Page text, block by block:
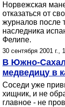
Норвежская
отказаться от
журналов после
наследника
Фелипе.
30 сентября 2001 г.,
В Южно-
медведицу в
Соседи уже
хищник, и не
главное - не